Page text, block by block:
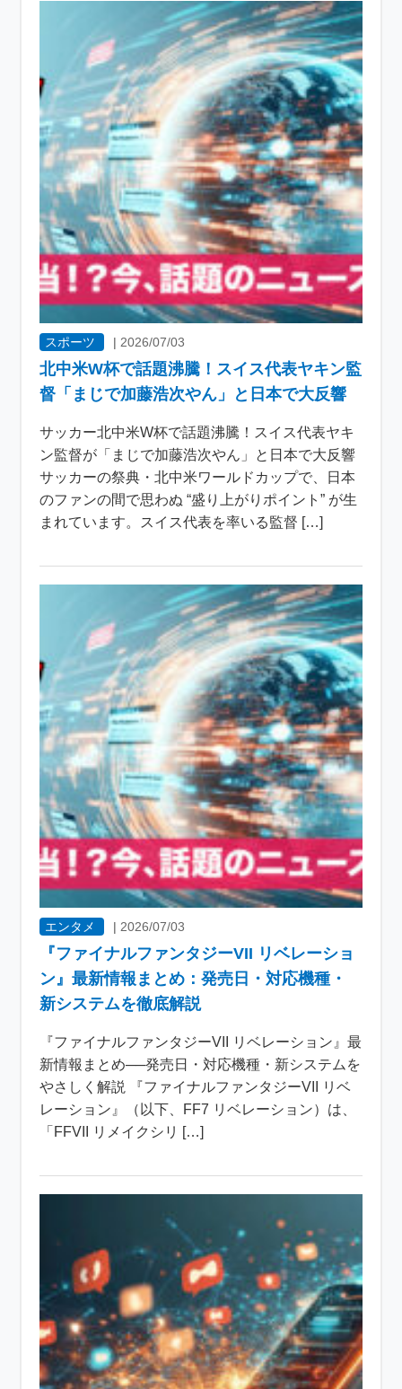
スポーツ |2026/07/03
北中米W杯で話題沸騰！スイス代表ヤキン監
督「まじで加藤浩次やん」と日本で大反響
サッカー北中米W杯で話題沸騰！スイス代表ヤキ
ン監督が「まじで加藤浩次やん」と日本で大反響
サッカーの祭典・北中米ワールドカップで、日本
のファンの間で思わぬ “盛り上がりポイント” が生
まれています。スイス代表を率いる監督 […]
エンタメ | 2026/07/03
『ファイナルファンタジーVII リベレーショ
ン』最新情報まとめ：発売日・対応機種・
新システムを徹底解説
『ファイナルファンタジーVII リベレーション』最
新情報まとめ──発売日・対応機種・新システムを
やさしく解説 『ファイナルファンタジーVII リベ
レーション』（以下、FF7 リベレーション）は、
「FFVII リメイクシリ […]